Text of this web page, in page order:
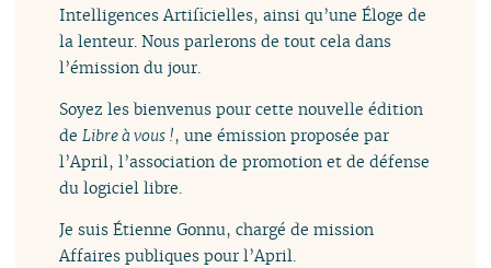
Intelligences Artificielles, ainsi qu’une Éloge de
la lenteur. Nous parlerons de tout cela dans
l’émission du jour.
Soyez les bienvenus pour cette nouvelle édition
deLibre à vous !, une émission proposée par
l’April, l’association de promotion et de défense
du logiciel libre.
Je suis Étienne Gonnu, chargé de mission
Affaires publiques pour l’April.